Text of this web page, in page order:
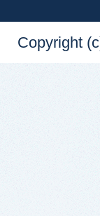
Copyright